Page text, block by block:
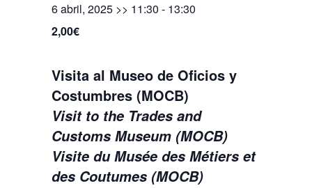
6 abril, 2025 >> 11:30 - 13:30
2,00€
Visita al Museo de Oficios y
Costumbres (MOCB)
Visit to the Trades and
Customs Museum (MOCB)
Visite du Musée des Métiers et
des Coutumes (MOCB)